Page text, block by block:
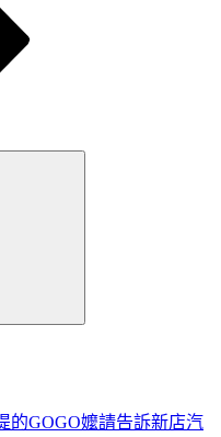
的GOGO嬤請告訴新店汽